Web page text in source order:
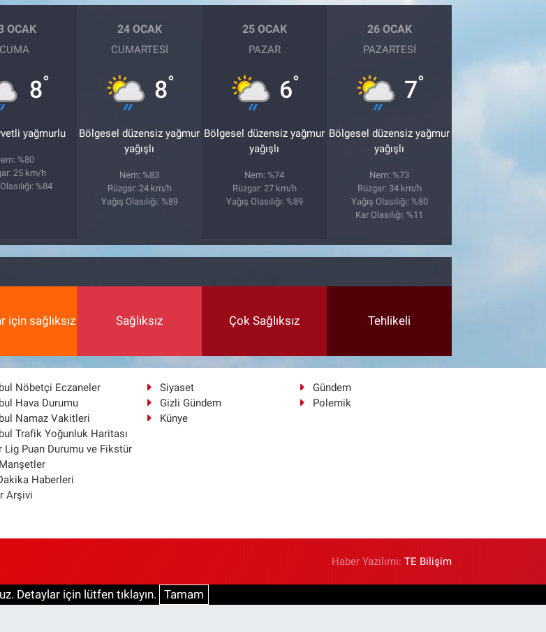
OCAK
CUMA
8°
yağmurlu
%80
25 km/h
%84
24 OCAK
CUMARTESI
8°
Bölgesel düzensiz yağmur
yağışlı
Nem: %83
Rüzgar: 24 km/h
Yağış Olasılığı: %89
25 OCAK
PAZAR
6°
Bölgesel düzensiz yağmur
yağışlı
Nem: %74
Rüzgar: 27 km/h
Yağış Olasılığı: %89
26 OCAK
PAZARTESI
7°
Bölgesel düzensiz yağmur
yağışlı
Nem: %73
Rüzgar: 34 km/h
Yağış Olasılığı: %80
Kar Olasılığı: %11
için sağlıksız Sağlıksız Çok Sağlıksız Tehlikeli
Nöbetçi Eczaneler
Hava Durumu
Namaz Vakitleri
Trafik Yoğunluk Haritası
Lig Puan Durumu ve Fikstür
Haberleri
Arşivi
Siyaset
Gündem
Gizli Gündem
Polemik
Künye
Haber Yazılımı:TE Bilişim
Detaylar için lütfen tıklayın. Tamam